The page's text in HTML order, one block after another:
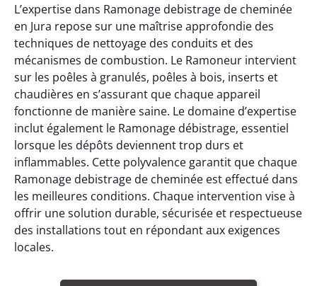
L’expertise dans Ramonage debistrage de cheminée
en Jura repose sur une maîtrise approfondie des
techniques de nettoyage des conduits et des
mécanismes de combustion. Le Ramoneur intervient
sur les poêles à granulés, poêles à bois, inserts et
chaudières en s’assurant que chaque appareil
fonctionne de manière saine. Le domaine d’expertise
inclut également le Ramonage débistrage, essentiel
lorsque les dépôts deviennent trop durs et
inflammables. Cette polyvalence garantit que chaque
Ramonage debistrage de cheminée est effectué dans
les meilleures conditions. Chaque intervention vise à
offrir une solution durable, sécurisée et respectueuse
des installations tout en répondant aux exigences
locales.